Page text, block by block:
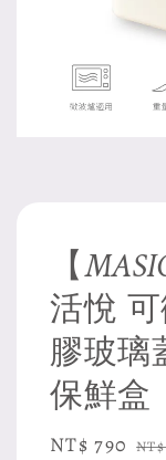
【
活悅
膠玻
保鮮盒
Sale
NT$ 790